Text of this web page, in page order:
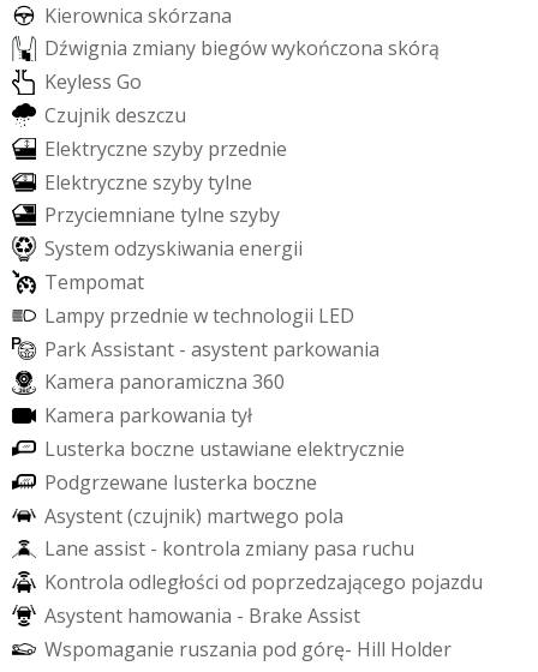
Kierownica skórzana
Dźwignia zmiany biegówwykończona skórą
Keyless Go
Czujnikdeszczu
Elektryczne szyby przednie
Elektryczne szybytylne
Przyciemniane tylne szyby
System odzyskiwania energii
Tempomat
Lampy przednie wtechnologii LED
ParkAssistant - asystent parkowania
Kamera panoramiczna 360
Kamera parkowania tył
Lusterka boczne ustawiane elektrycznie
Podgrzewane lusterka boczne
Asystent(czujnik) martwego pola
Lane assist - kontrola zmiany pasa ruchu
Kontrola odległości od poprzedzającego pojazdu
Asystent hamowania - Brake Assist
Wspomaganie ruszania pod górę- Hill Holder